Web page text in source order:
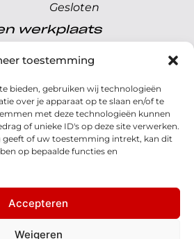
toestemming
bieden, gebruiken wij technologieën
over je apparaat op te slaan en/of te
met deze technologieën kunnen
of unieke ID's op deze site verwerken.
geeft of uw toestemming intrekt, kan dit
op bepaalde functies en
Accepteren
Weigeren
Gesloten
werkplaats
08.00 tot 17.00 uur
Gesloten